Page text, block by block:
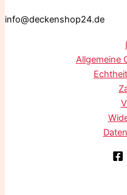
info@deckenshop24.de
Allgemeine